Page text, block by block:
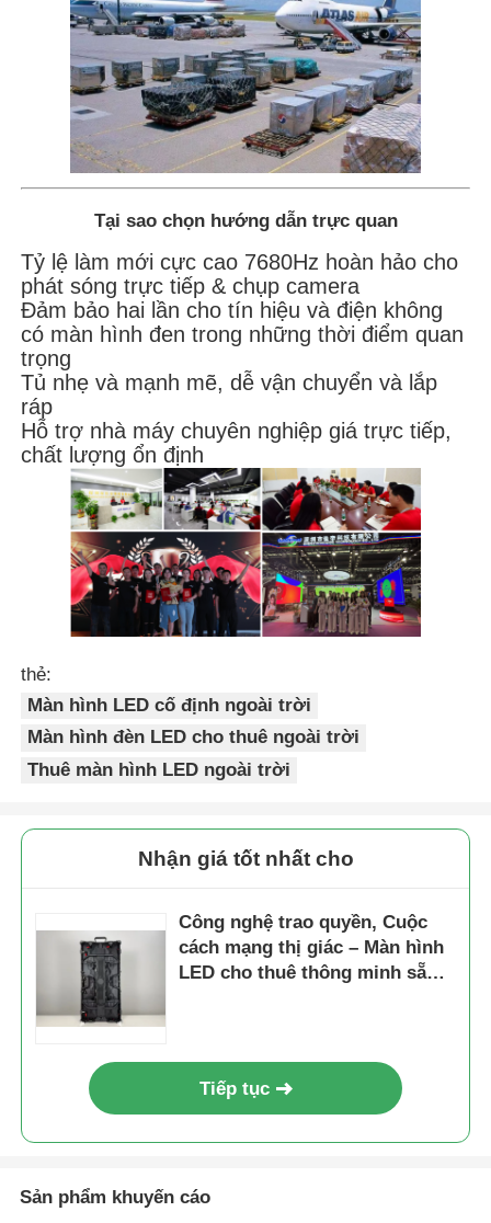
Tại sao chọn hướng dẫn trực quan
Tỷ lệ làm mới cực cao 7680Hz hoàn hảo cho
phát sóng trực tiếp & chụp camera
Đảm bảo hai lần cho tín hiệu và điện không
có màn hình đen trong những thời điểm quan
trọng
Tủ nhẹ và mạnh mẽ, dễ vận chuyển và lắp
ráp
Hỗ trợ nhà máy chuyên nghiệp giá trực tiếp,
chất lượng ổn định
thẻ:
Màn hình LED cố định ngoài trời
Màn hình đèn LED cho thuê ngoài trời
Thuê màn hình LED ngoài trời
Nhận giá tốt nhất cho
Công nghệ trao quyền, Cuộc
cách mạng thị giác – Màn hình
LED cho thuê thông minh sẵn
Tiếp tục
Sản phẩm khuyến cáo